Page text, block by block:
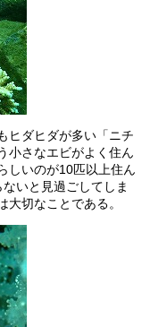
ヒダヒダが多い「ニチ
小さなエビがよく住ん
しいのが10匹以上住ん
いと見過ごしてしま
切なことである。